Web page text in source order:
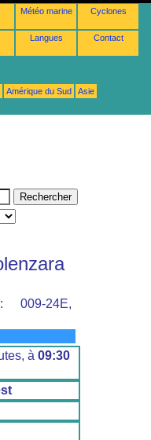
Météo marine Cyclones
Langues Contact
Amérique du Sud
Asie
009-24E,
à 09:30